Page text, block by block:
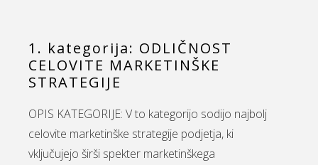
1. kategorija: ODLIČNOST
CELOVITE MARKETINŠKE
STRATEGIJE
OPIS KATEGORIJE: V to kategorijo sodijo najbolj
celovite marketinške strategije podjetja, ki
vključujejo širši spekter marketinškega